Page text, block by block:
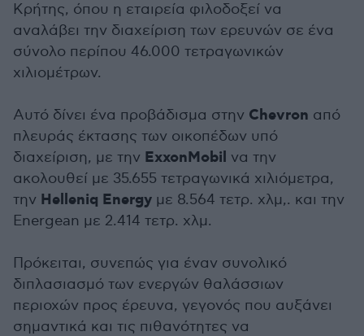
Κρήτης, όπου η εταιρεία φιλοδοξεί να
αναλάβει την διαχείριση των ερευνών σε ένα
σύνολο περίπου 46.000 τετραγωνικών
χιλιομέτρων.
Αυτό δίνει ένα προβάδισμα στην Chevron από
πλευράς έκτασης των οικοπέδων υπό
διαχείριση, με την ExxonMobil να την
ακολουθεί με 35.655 τετραγωνικά χιλιόμετρα,
την Helleniq Energy με 8.564 τετρ. χλμ,. και την
Energean με 2.414 τετρ. χλμ.
Πρόκειται, συνεπώς για έναν συνολικό
διπλασιασμό των ενεργών θαλάσσιων
περιοχών προς έρευνα, γεγονός που αυξάνει
σημαντικά και τις πιθανότητες να